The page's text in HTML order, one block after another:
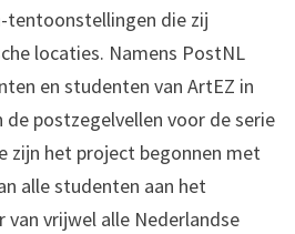
tentoonstellingen die zij
locaties. Namens PostNL
en studenten van ArtEZ in
postzegelvellen voor de serie
zijn het project begonnen met
alle studenten aan het
van vrijwel alle Nederlandse